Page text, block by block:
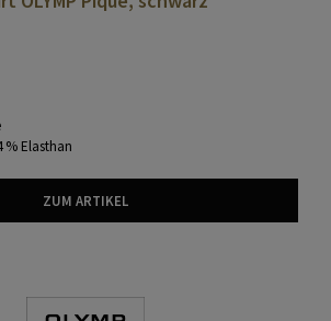
% Elasthan
ZUM ARTIKEL